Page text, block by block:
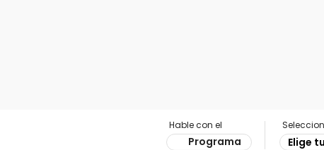
Hable con el
Programa Elige